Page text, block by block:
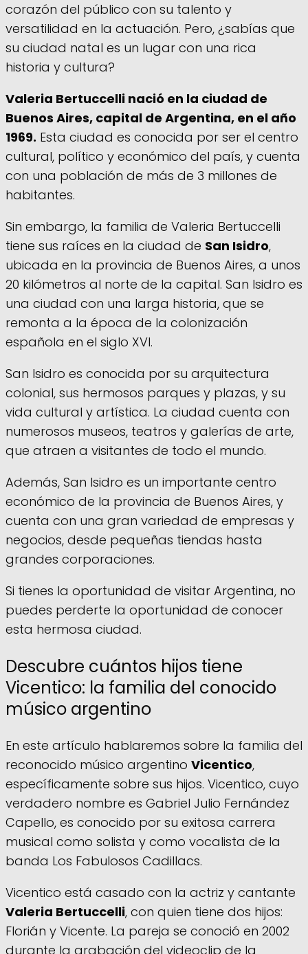
corazón del público con su talento y
versatilidad en la actuación. Pero, ¿sabías que
su ciudad natal es un lugar con una rica
historia y cultura?
Valeria Bertuccelli nació en la ciudad de
Buenos Aires, capital de Argentina, en el año
1969. Esta ciudad es conocida por ser el centro
cultural, político y económico del país, y cuenta
con una población de más de 3 millones de
habitantes.
Sin embargo, la familia de Valeria Bertuccelli
tiene sus raíces en la ciudad de San Isidro,
ubicada en la provincia de Buenos Aires, a unos
20 kilómetros al norte de la capital. San Isidro es
una ciudad con una larga historia, que se
remonta a la época de la colonización
española en el siglo XVI.
San Isidro es conocida por su arquitectura
colonial, sus hermosos parques y plazas, y su
vida cultural y artística. La ciudad cuenta con
numerosos museos, teatros y galerías de arte,
que atraen a visitantes de todo el mundo.
Además, San Isidro es un importante centro
económico de la provincia de Buenos Aires, y
cuenta con una gran variedad de empresas y
negocios, desde pequeñas tiendas hasta
grandes corporaciones.
Si tienes la oportunidad de visitar Argentina, no
puedes perderte la oportunidad de conocer
esta hermosa ciudad.
Descubre cuántos hijos tiene
Vicentico: la familia del conocido
músico argentino
En este artículo hablaremos sobre la familia del
reconocido músico argentino Vicentico,
específicamente sobre sus hijos. Vicentico, cuyo
verdadero nombre es Gabriel Julio Fernández
Capello, es conocido por su exitosa carrera
musical como solista y como vocalista de la
banda Los Fabulosos Cadillacs.
Vicentico está casado con la actriz y cantante
Valeria Bertuccelli, con quien tiene dos hijos:
Florián y Vicente. La pareja se conoció en 2002
durante la grabación del videoclip de la